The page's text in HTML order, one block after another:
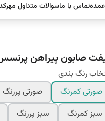
تماس با ماسوالات متداول
صابون پیراهن
رنگ بندی
صورتی کمرنگ
صورتی پررنگ
سبز کمرنگ
سبز پررنگ